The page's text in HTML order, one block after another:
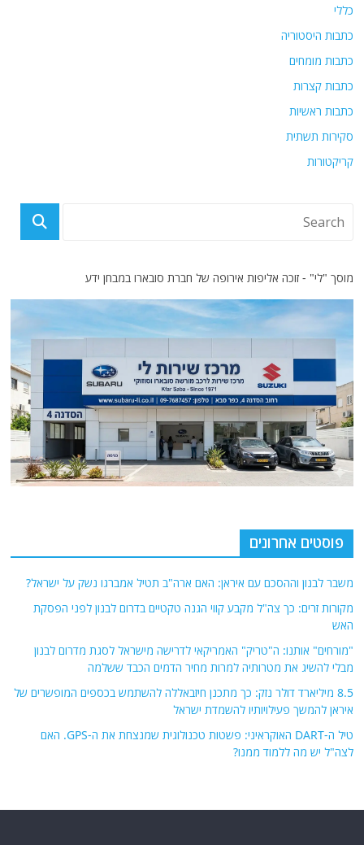
כללי
כתבות היסטוריה
כתבות מומחים
כתבות קצרות
כתבות ראשיות
סקירות תשתית
קריקטורות
מוסך "לי" - זוכה אליפות אירופה של חברת סובארו במבחן ידע
פוסטים אחרונים
משבר לבנון וההסכם עם איראן: האם ארה"ב תטיל אמברגו נשק על ישראל?
מקורות זרים: כך צה"ל מקבע קווי הגנה טקטיים בדרום לבנון לפני הפסקת
האש
"מורחים" אותנו: ה"טריק" האמריקאי לדרישה מישראל לסגת מדרום לבנון
מבלי להשיג את מטרותיה למרות מחיר הדמים הכבד ששלמה
8.5 מיליארד דולר נזק: כך מתכנן חיזבאללה להשתמש בכספים המופשרים של
איראן להמשך פעילויותיו להשמדת ישראל
טיל ה-DART האוקראיני: פשטות טכנולוגית שמנצחת את ה-GPS. האם
לצה"ל יש מה ללמוד ממנו?